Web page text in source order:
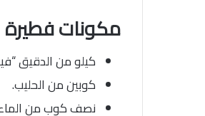
مكونات فطيرة
كيلو من الدقيق “فيما يعادل 8 أكواب
كوبين من الحليب.
نصف كوب من